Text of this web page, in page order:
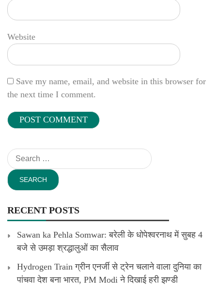
Website
Save my name, email, and website in this browser for
the next time I comment.
Search
for:
RECENT POSTS
Sawan ka Pehla Somwar: बरेली के धोपेश्वरनाथ में सुबह 4
बजे से उमड़ा श्रद्धालुओं का सैलाव
Hydrogen Train ग्रीन एनर्जी से ट्रेन चलाने वाला दुनिया का
पांचवा देश बना भारत, PM Modi ने दिखाई हरी झण्डी